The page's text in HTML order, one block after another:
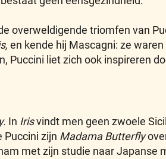
overweldigende triomfen van
en kende hij Mascagni: ze
liet zich ook inspireren
In Irisvindt men geen zwoele
Puccini zijn Madama Butterfly
met zijn studie naar Japanse